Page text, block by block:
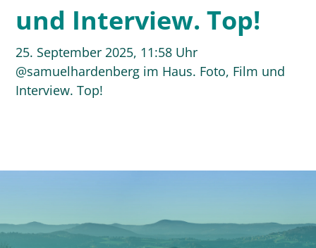
und Interview. Top!
25. September 2025, 11:58 Uhr
@samuelhardenberg im Haus. Foto, Film und
Interview. Top!